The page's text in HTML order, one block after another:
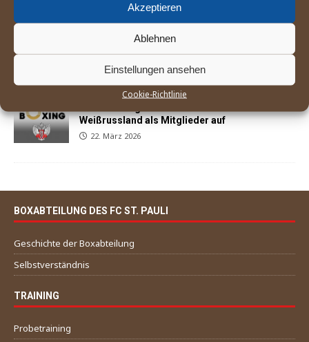
Akzeptieren
Ablehnen
Einstellungen ansehen
Cookie-Richtlinie
Sohail Koofi und Anton Hedde kehren mit
Siegen in Buxtehude auf den Kiez zurück
Weißrussland als Mitglieder auf
22. März 2026
BOXABTEILUNG DES FC ST. PAULI
Geschichte der Boxabteilung
Selbstverständnis
TRAINING
Probetraining